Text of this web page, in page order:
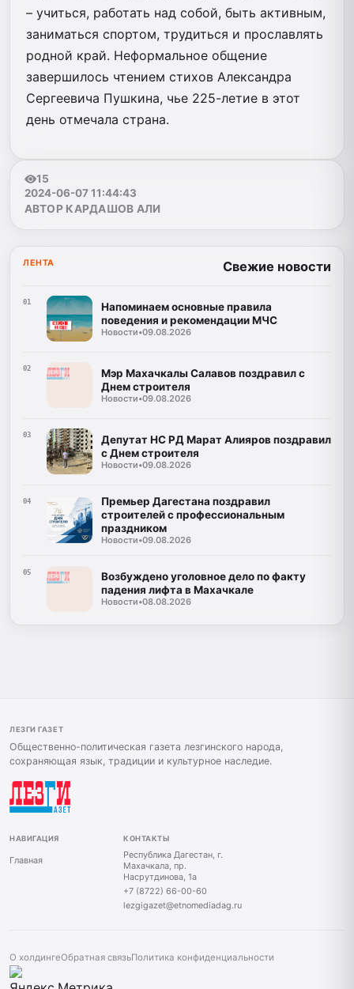
– учиться, работать над собой, быть активным,
заниматься спортом, трудиться и прославлять
родной край. Неформальное общение
завершилось чтением стихов Александра
Сергеевича Пушкина, чье 225-летие в этот
день отмечала страна.
15
2024-06-07 11:44:43
АВТОР КАРДАШОВ АЛИ
ЛЕНТА Свежие новости
01
Напоминаем основные правила
поведения и рекомендации МЧС
Новости•09.08.2026
02
Мэр Махачкалы Салавов поздравил с
Днем строителя
Новости•09.08.2026
03
Депутат НС РД Марат Алияров поздравил
с Днем строителя
Новости•09.08.2026
04
Премьер Дагестана поздравил
строителей с профессиональным
праздником
Новости•09.08.2026
05
Возбуждено уголовное дело по факту
падения лифта в Махачкале
Новости•08.08.2026
ЛЕЗГИ ГАЗЕТ
Общественно-политическая газета лезгинского народа,
сохраняющая язык, традиции и культурное наследие.
НАВИГАЦИЯ
Главная
КОНТАКТЫ
Республика Дагестан, г.
Махачкала, пр.
Насрутдинова, 1а
+7 (8722) 66-00-60
lezgigazet@etnomediadag.ru
О холдингеОбратная связьПолитика конфиденциальности